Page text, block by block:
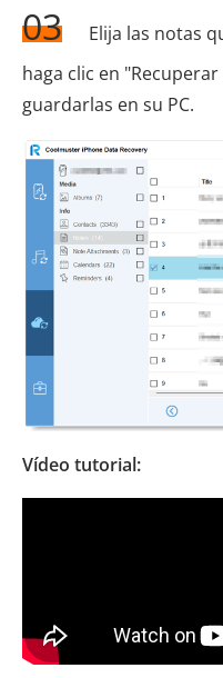
03
Elija las notas
haga clic en
guardarlas en su PC.
Vídeo tutorial: